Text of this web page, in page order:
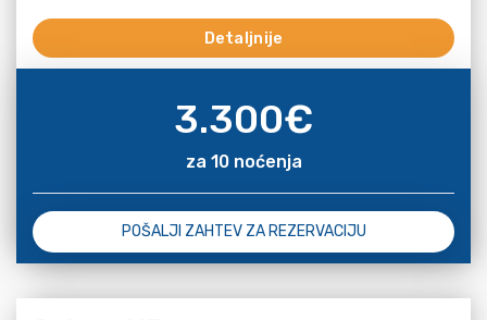
Detaljnije
3.300€
za 10 noćenja
POŠALJI ZAHTEV ZA REZERVACIJU